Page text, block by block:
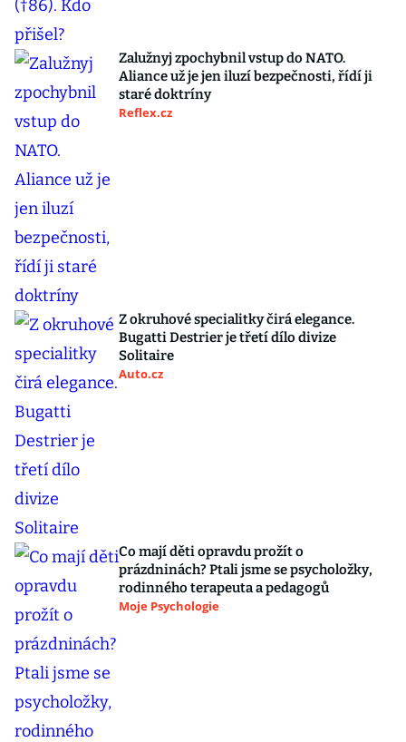
Zalužnyj zpochybnil vstup do NATO.
Aliance už je jen iluzí bezpečnosti, řídí ji
staré doktríny
Reflex.cz
Z okruhové specialitky čirá elegance.
Bugatti Destrier je třetí dílo divize
Solitaire
Auto.cz
Co mají děti opravdu prožít o
prázdninách? Ptali jsme se psycholožky,
rodinného terapeuta a pedagogů
Moje Psychologie